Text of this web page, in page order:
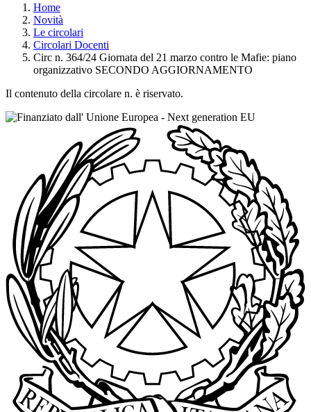
Home
Novità
Le circolari
Circolari Docenti
Circ n. 364/24 Giornata del 21 marzo contro le Mafie: piano
organizzativo SECONDO AGGIORNAMENTO
Il contenuto della circolare n. è riservato.